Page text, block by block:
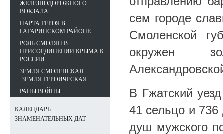
сем городе
Смоленской
окружен
В Гжатский
41 сельцо и 736
душ мужского
ЖЕЛЕЗНОДОРОЖНОГО
ВОКЗАЛА".
ПАРТА ГЕРОЯ В
ГАГАРИНСКОМ РАЙОНЕ
РОЛЬ СМОЛЯН В
ПРИСОЕДИНЕНИИ КРЫМА К
РОССИИ
ЗЕМЛЯ СМОЛЕНСКАЯ
-ЗЕМЛЯ ГЕРОИЧЕСКАЯ
РАНЫ ВОЙНЫ
КАЛЕНДАРЬ
ЗНАМЕНАТЕЛЬНЫХ ДАТ